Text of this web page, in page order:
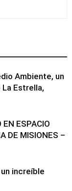
Ambiente, un
Estrella,
EN ESPACIO
DE MISIONES –
increíble